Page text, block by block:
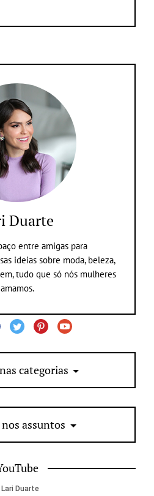
Duarte
entre amigas para
ideias sobre moda, beleza,
tudo que só nós mulheres
amamos.
categorias
assuntos